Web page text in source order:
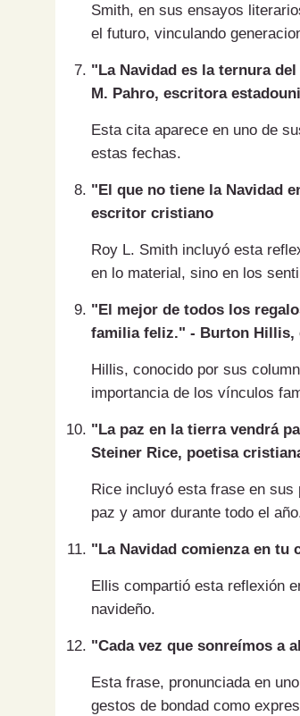
Smith, en sus ensayos
el futuro, vinculando
"La Navidad es la ternura
M. Pahro, escritora
Esta cita aparece en uno de
estas fechas.
"El que no tiene la Navidad
escritor cristiano
Roy L. Smith incluyó esta
en lo material, sino en los
"El mejor de todos los
familia feliz." - Burton Hillis,
Hillis, conocido por sus
importancia de los vínculos
"La paz en la tierra vendrá
Steiner Rice, poetisa
Rice incluyó esta frase en sus
paz y amor durante todo el
"La Navidad comienza en
Ellis compartió esta reflexión
navideño.
"Cada vez que sonreímos a
Esta frase, pronunciada en
gestos de bondad como